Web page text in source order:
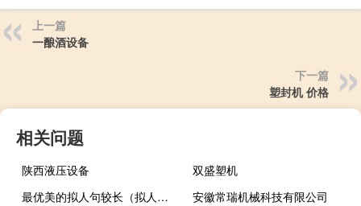
上一篇
一酿酒设备
下一篇
塑封机 价格
相关问题
陕西液压设备
双盛塑机
最优美的拟人句较长（拟人句大全优美很短）
安徽常瑞机械科技有限公司